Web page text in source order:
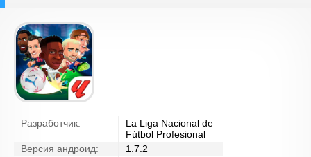
Разработчик:
La Liga Nacional de
Fútbol Profesional
Версия андроид:
1.7.2